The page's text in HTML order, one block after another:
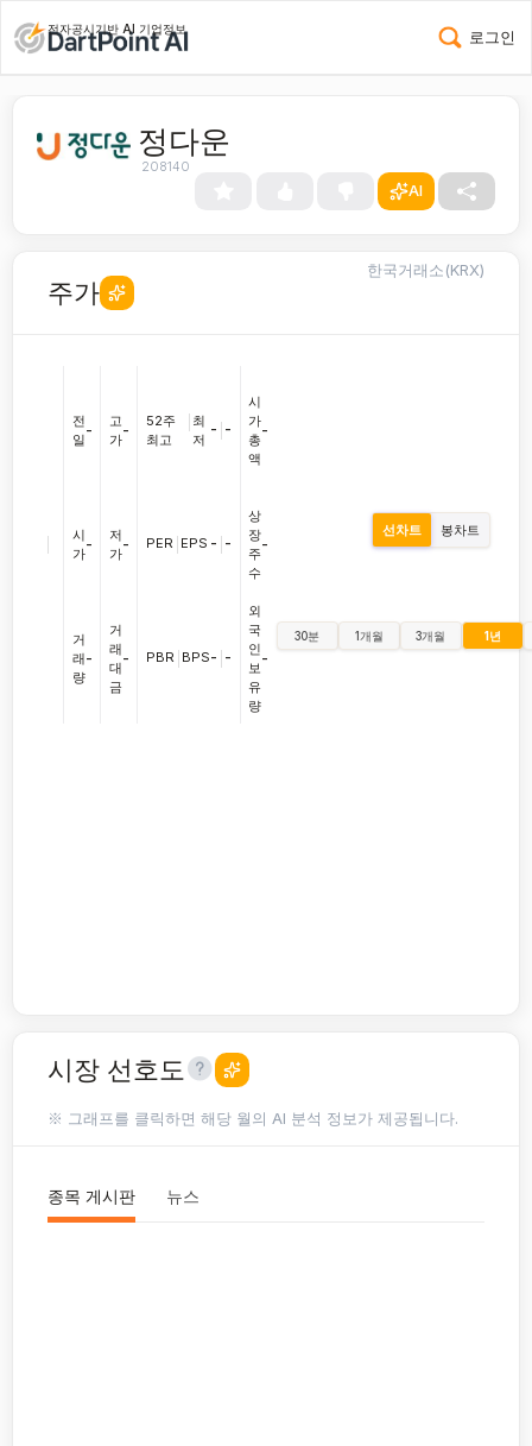
전자공시기반 AI 기업정보 로그인
정다운
208140
AI
주가
한국거래소(KRX)
전
일
-
시
가
-
거
래
량
-
고
가
-
저
가
-
거
래
대
금
-
52주
최고
최
저
- -
PER EPS - -
PBR BPS- -
시
가
총
액
-
상
장
주
수
-
외
국
인
보
유
량
-
선차트 봉차트
30분 1개월 3개월 1년
시장 선호도
※ 그래프를 클릭하면 해당 월의 AI 분석 정보가 제공됩니다.
종목 게시판 뉴스